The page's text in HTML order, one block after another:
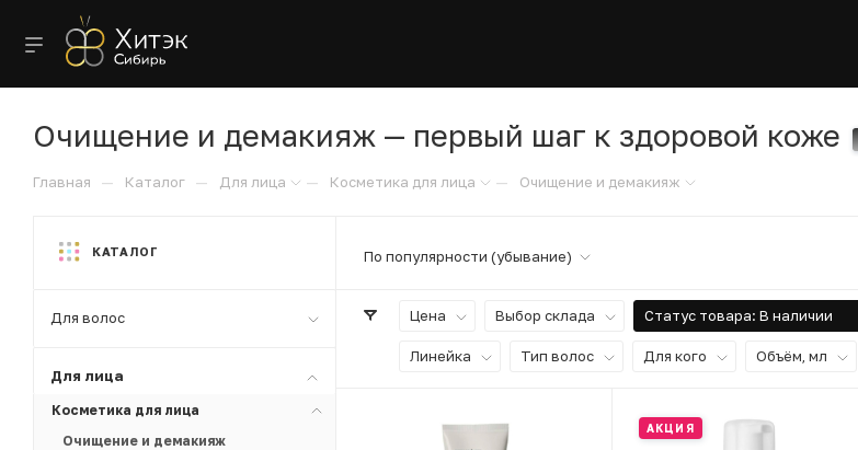
Очищение и демакияж — первый шаг к здоровой коже
Главная — Каталог — Для лица — Косметика для лица — Очищение и демакияж
По популярности (убывание)
Цена Выбор склада Статус товара: В наличии
Линейка Тип волос Для кого Объём, мл
АКЦИЯ
КАТАЛОГ
Для волос
Для лица
Косметика для лица
Очищение и демакияж